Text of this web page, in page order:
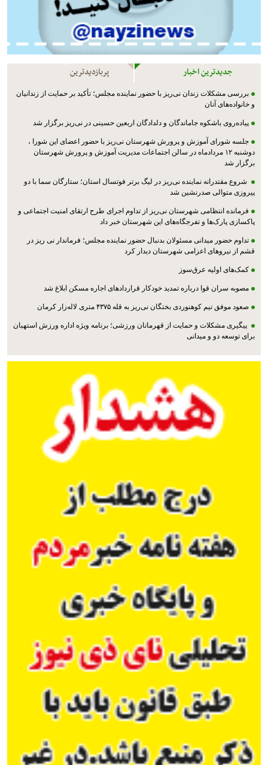
جدیدترین اخبار پربازدیدترین
بررسی مشکلات زندان نی‌ریز با حضور نماینده مجلس؛ تأکید بر حمایت از زندانیان
و خانواده‌های آنان
پیاده‌روی باشکوه جاماندگان و دلدادگان اربعین حسینی در نی‌ریز برگزار شد
جلسه شورای آموزش و پرورش شهرستان نی‌ریز با حضور اعضای این شورا ،
دوشنبه ۱۲ مردادماه در سالن اجتماعات مدیریت آموزش و پرورش شهرستان
برگزار شد
شروع مقتدرانه نماینده نی‌ریز در لیگ برتر فوتسال استان؛ ستارگان سما با دو
پیروزی متوالی صدرنشین شد
فرمانده انتظامی شهرستان نی‌ریز از تداوم اجرای طرح ارتقای امنیت اجتماعی و
پاکسازی پارک‌ها و تفرجگاه‌های این شهرستان خبر داد
تداوم حضور میدانی مسئولان بدنبال حضور نماینده مجلس؛ فرماندار نی ریز در
قشم از نیروهای اعزامی شهرستان دیدار کرد
کمک‌های اولیه عرق‌سوز
مصوبه سران قوا درباره تمدید خودکار قراردادهای اجاره مسکن ابلاغ شد
صعود موفق تیم کوهنوردی بختگان نی‌ریز به قله ۴۳۷۵ متری لاله‌زار کرمان
پیگیری مشکلات و حمایت از قهرمانان ورزشی؛ برنامه ویژه اداره ورزش استهبان
برای توسعه دو و میدانی